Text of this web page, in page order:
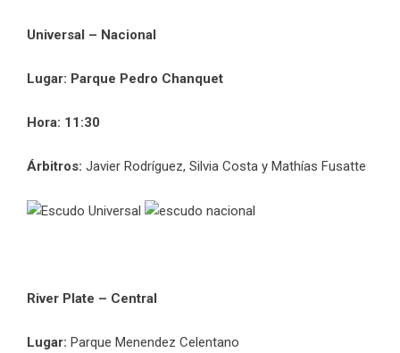
Universal – Nacional
Lugar: Parque Pedro Chanquet
Hora: 11:30
Árbitros: Javier Rodríguez, Silvia Costa y Mathías Fusatte
River Plate – Central
Lugar: Parque Menendez Celentano